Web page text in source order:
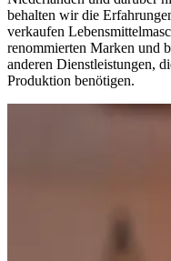
behalten wir die
verkaufen
renommierten Marken und
anderen Dienstleistungen,
Produktion benötigen.